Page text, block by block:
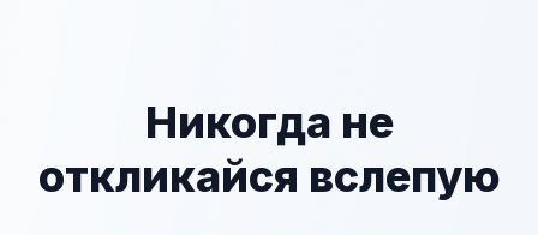
Никогда не
откликайся вслепую